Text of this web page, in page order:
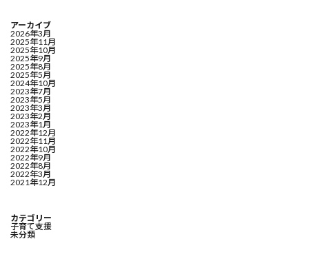
アーカイブ
2026年3月
2025年11月
2025年10月
2025年9月
2025年8月
2025年5月
2024年10月
2023年7月
2023年5月
2023年3月
2023年2月
2023年1月
2022年12月
2022年11月
2022年10月
2022年9月
2022年8月
2022年3月
2021年12月
カテゴリー
子育て支援
未分類